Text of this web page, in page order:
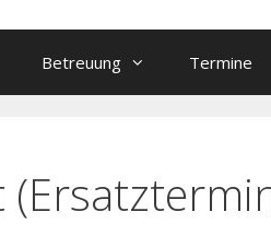
Betreuung Termine